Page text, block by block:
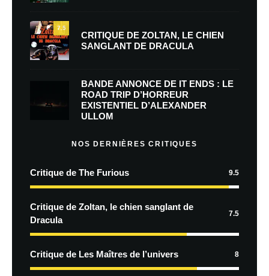
7.5
CRITIQUE DE ZOLTAN, LE CHIEN
SANGLANT DE DRACULA
BANDE ANNONCE DE IT ENDS : LE
ROAD TRIP D’HORREUR
EXISTENTIEL D’ALEXANDER
ULLOM
NOS DERNIÈRES CRITIQUES
Critique de The Furious 9.5
Critique de Zoltan, le chien sanglant de
Dracula
7.5
Critique de Les Maîtres de l’univers 8